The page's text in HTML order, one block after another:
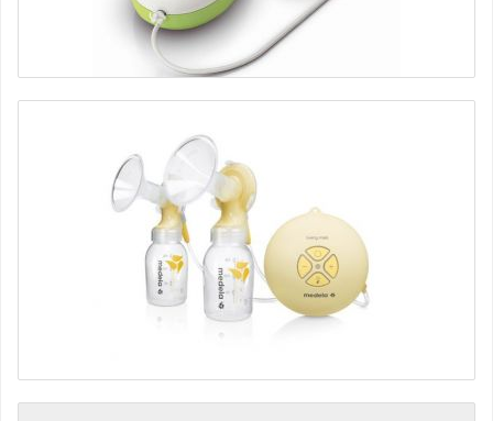
Молокоотсос Calypso электрический (базовая комплектация)
10710 руб.